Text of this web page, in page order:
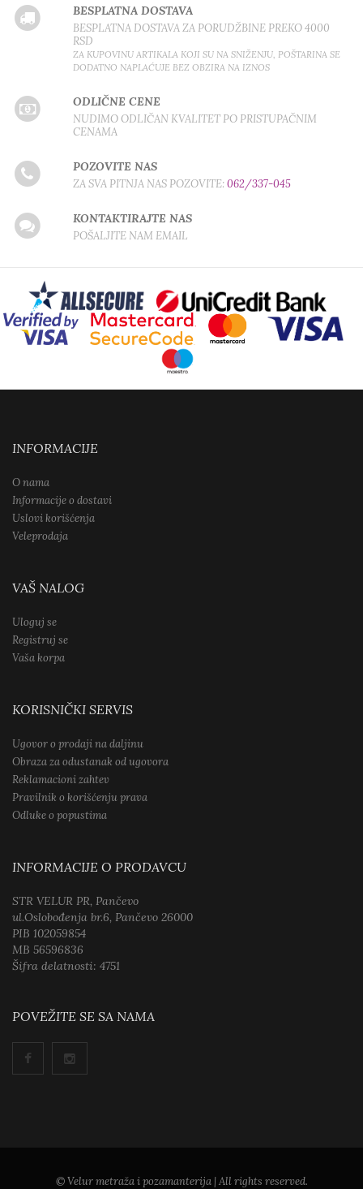
BESPLATNA DOSTAVA
BESPLATNA DOSTAVA ZA PORUDŽBINE PREKO 4000
RSD
ZA KUPOVINU ARTIKALA KOJI SU NA SNIŽENJU, POŠTARINA SE
DODATNO NAPLAĆUJE BEZ OBZIRA NA IZNOS
ODLIČNE CENE
NUDIMO ODLIČAN KVALITET PO PRISTUPAČNIM
CENAMA
POZOVITE NAS
ZA SVA PITNJA NAS POZOVITE:062/337-045
KONTAKTIRAJTE NAS
POŠALJITE NAM EMAIL
INFORMACIJE
O nama
Informacije o dostavi
Uslovi korišćenja
Veleprodaja
VAŠ NALOG
Uloguj se
Registruj se
Vaša korpa
KORISNIČKI SERVIS
Ugovor o prodaji na daljinu
Obraza za odustanak od ugovora
Reklamacioni zahtev
Pravilnik o korišćenju prava
Odluke o popustima
INFORMACIJE O PRODAVCU
STR VELUR PR, Pančevo
ul.Oslobođenja br.6, Pančevo 26000
PIB 102059854
MB 56596836
Šifra delatnosti: 4751
POVEŽITE SE SA NAMA
© Velur metraža i pozamanterija | All rights reserved.